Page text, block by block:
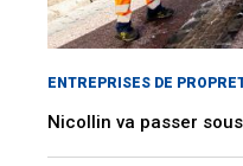
ENTREPRISES DE
Nicollin va passer